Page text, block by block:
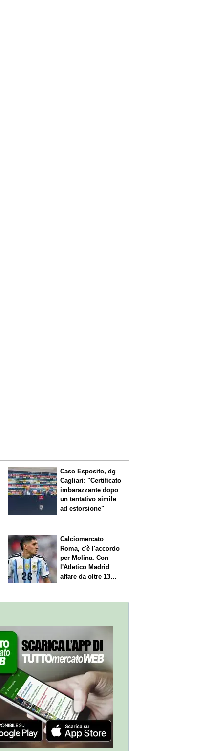
Caso Esposito, dg
Cagliari: "Certificato
imbarazzante dopo
un tentativo simile
ad estorsione"
Calciomercato
Roma, c'è l'accordo
per Molina. Con
l'Atletico Madrid
affare da oltre 13